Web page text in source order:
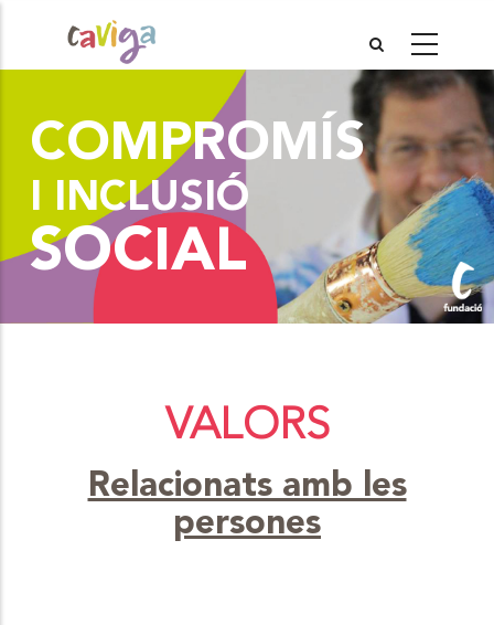
COMPROMÍS
I INCLUSIÓ
SOCIAL
VALORS
Relacionats amb les
persones